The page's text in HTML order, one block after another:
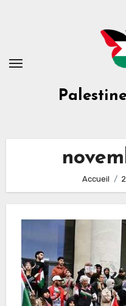
Accueil